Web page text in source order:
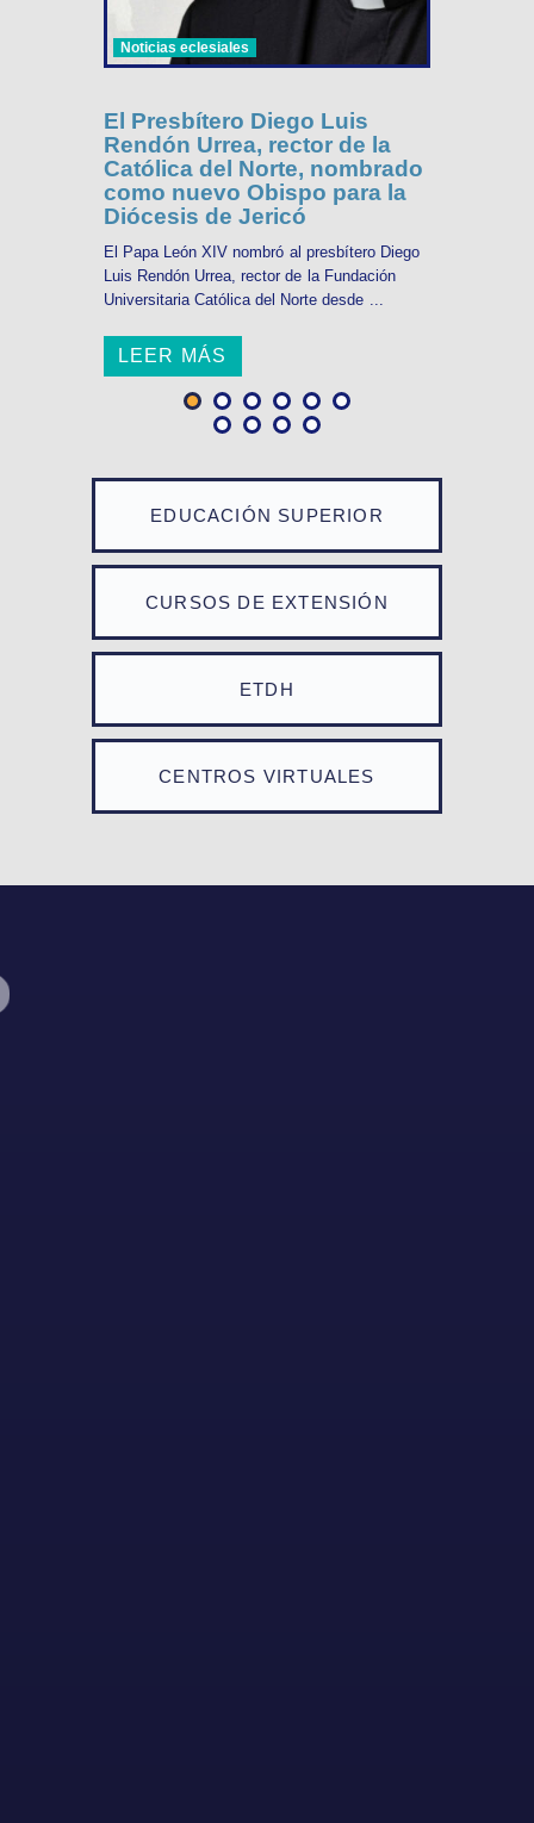
EDUCACIÓN SUPERIOR
CURSOS DE EXTENSIÓN
ETDH
CENTROS VIRTUALES
Noticias eclesiales
El Presbítero Diego Luis
Rendón Urrea, rector de la
Católica del Norte, nombrado
como nuevo Obispo para la
Diócesis de Jericó
El Papa León XIV nombró al presbítero Diego
Luis Rendón Urrea, rector de la Fundación
Universitaria Católica del Norte desde ...
LEER MÁS